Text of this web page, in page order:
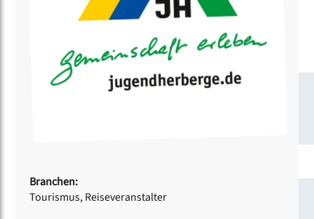
Branchen:
Tourismus, Reiseveranstalter